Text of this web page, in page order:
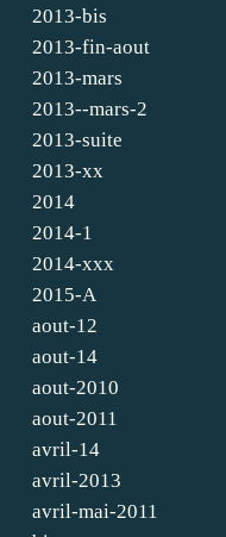
2013-bis
2013-fin-aout
2013-mars
2013--mars-2
2013-suite
2013-xx
2014
2014-1
2014-xxx
2015-A
aout-12
aout-14
aout-2010
aout-2011
avril-14
avril-2013
avril-mai-2011